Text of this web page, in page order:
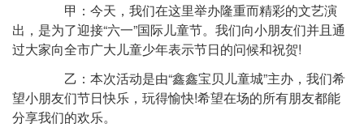
甲：今天，我们在这里举办隆重而精彩的文艺演
出，是为了迎接“六一”国际儿童节。我们向小朋友们并且通
过大家向全市广大儿童少年表示节日的问候和祝贺!
乙：本次活动是由“鑫鑫宝贝儿童城”主办，我们希
望小朋友们节日快乐，玩得愉快!希望在场的所有朋友都能
分享我们的欢乐。